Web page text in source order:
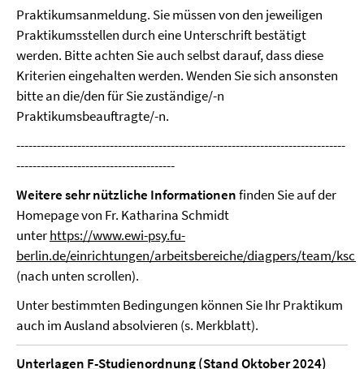
Praktikumsanmeldung. Sie müssen von den jeweiligen
Praktikumsstellen durch eine Unterschrift bestätigt
werden. Bitte achten Sie auch selbst darauf, dass diese
Kriterien eingehalten werden. Wenden Sie sich ansonsten
bitte an die/den für Sie zuständige/-n
Praktikumsbeauftragte/-n.
---------------------------------------------------------------------------------
---------------------------------------
Weitere sehr nützliche Informationenfinden Sie auf der
Homepage von Fr. Katharina Schmidt
unterhttps://www.ewi-psy.fu-
berlin.de/einrichtungen/arbeitsbereiche/diagpers/team/
(nach unten scrollen).
Unter bestimmten Bedingungen können Sie Ihr Praktikum
auch im Ausland absolvieren (s. Merkblatt).
Unterlagen F-Studienordnung (Stand Oktober 2024)